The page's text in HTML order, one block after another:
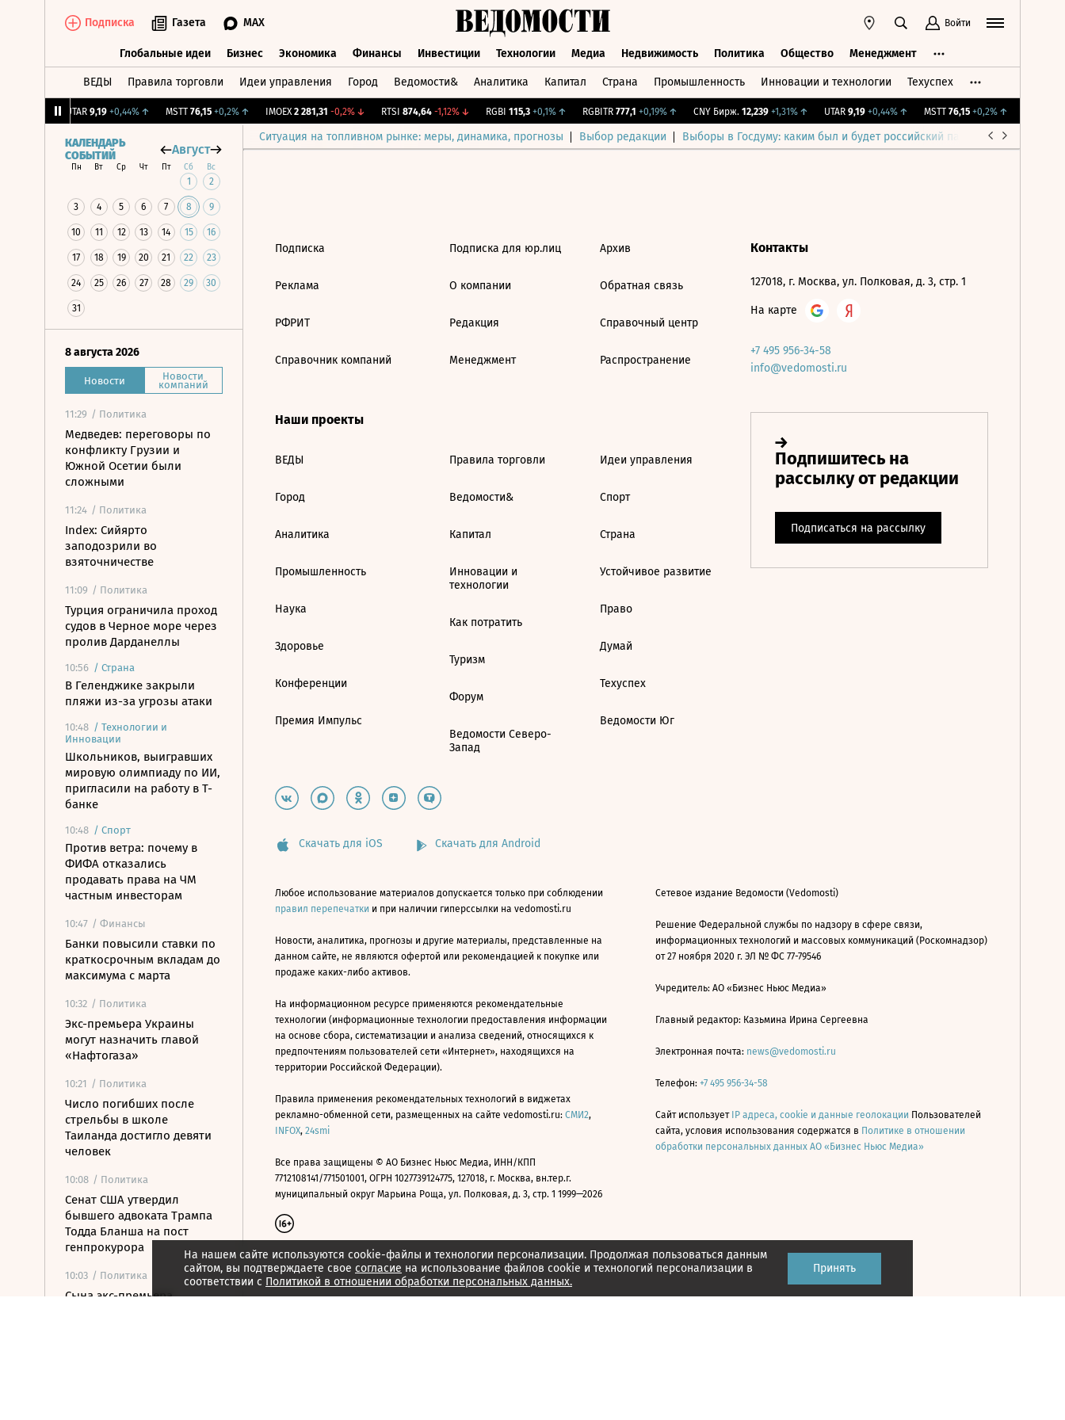
Подписка Газета MAX Войти
Глобальные идеи Бизнес Экономика Финансы Инвестиции Технологии Медиа Недвижимость Политика Общество Менеджмент
ВЕДЫ Правила торговли Идеи управления Город Ведомости& Аналитика Капитал Страна Промышленность Инновации и технологии Техуспех
UTAR 9,19 +0,44%↑ MSTT 76,15 +0,2%↑ IMOEX 2 281,31 -0,2%↓ RTSI 874,64 -1,12%↓ RGBI 115,3 +0,1%↑ RGBITR 777,1 +0,19%↑ CNY Бирж. 12,239 +1,31%↑ UTAR 9,19 +0,44%↑ MSTT 76,15 +0,2%↑
Ситуация на топливном рынке: меры, динамика, прогнозы Выбор редакции Выборы в Госдуму: каким был и будет российский парламент
КАЛЕНДАРЬ
СОБЫТИЙ
Август
Пн Вт Ср Чт Пт Сб Вс
1 2
3 4 5 6 7 8 9
10 11 12 13 14 15 16
17 18 19 20 21 22 23
24 25 26 27 28 29 30
31
8 августа 2026
Новости Новости
компаний
11:29 / Политика
Медведев: переговоры по
конфликту Грузии и
Южной Осетии были
сложными
11:24 / Политика
Index: Сийярто
заподозрили во
взяточничестве
11:09 / Политика
Турция ограничила проход
судов в Черное море через
пролив Дарданеллы
10:56 / Страна
В Геленджике закрыли
пляжи из-за угрозы атаки
10:48 / Технологии и
Инновации
Школьников, выигравших
мировую олимпиаду по ИИ,
пригласили на работу в Т-
банке
10:48 / Спорт
Против ветра: почему в
ФИФА отказались
продавать права на ЧМ
частным инвесторам
10:47 / Финансы
Банки повысили ставки по
краткосрочным вкладам до
максимума с марта
10:32 / Политика
Экс-премьера Украины
могут назначить главой
«Нафтогаза»
10:21 / Политика
Число погибших после
стрельбы в школе
Таиланда достигло девяти
человек
10:08 / Политика
Сенат США утвердил
бывшего адвоката Трампа
Тодда Бланша на пост
генпрокурора
10:03 / Политика
Сына экс-премьера
На нашем сайте используются cookie-файлы и технологии персонализации. Продолжая пользоваться данным
сайтом, вы подтверждаете свое согласие на использование файлов cookie и технологий персонализации в
соответствии с Политикой в отношении обработки персональных данных.
Принять
Подписка
Реклама
РФРИТ
Справочник компаний
Подписка для юр.лиц
О компании
Редакция
Менеджмент
Архив
Обратная связь
Справочный центр
Распространение
Наши проекты
ВЕДЫ
Город
Аналитика
Промышленность
Наука
Здоровье
Конференции
Премия Импульс
Правила торговли
Ведомости&
Капитал
Инновации и
технологии
Как потратить
Туризм
Форум
Ведомости Северо-
Запад
Идеи управления
Спорт
Страна
Устойчивое развитие
Право
Думай
Техуспех
Ведомости Юг
Контакты
127018, г. Москва, ул. Полковая, д. 3, стр. 1
На карте
+7 495 956-34-58
info@vedomosti.ru
Скачать для iOS Скачать для Android
Любое использование материалов допускается только при соблюдении
правил перепечатки и при наличии гиперссылки на vedomosti.ru
Новости, аналитика, прогнозы и другие материалы, представленные на
данном сайте, не являются офертой или рекомендацией к покупке или
продаже каких-либо активов.
На информационном ресурсе применяются рекомендательные
технологии (информационные технологии предоставления информации
на основе сбора, систематизации и анализа сведений, относящихся к
предпочтениям пользователей сети «Интернет», находящихся на
территории Российской Федерации).
Правила применения рекомендательных технологий в виджетах
рекламно-обменной сети, размещенных на сайте vedomosti.ru: СМИ2,
INFOX, 24smi
Все права защищены © АО Бизнес Ньюс Медиа, ИНН/КПП
7712108141/771501001, ОГРН 1027739124775, 127018, г. Москва, вн.тер.г.
муниципальный округ Марьина Роща, ул. Полковая, д. 3, стр. 1 1999—2026
Сетевое издание Ведомости (Vedomosti)
Решение Федеральной службы по надзору в сфере связи,
информационных технологий и массовых коммуникаций (Роскомнадзор)
от 27 ноября 2020 г. ЭЛ № ФС 77-79546
Учредитель: АО «Бизнес Ньюс Медиа»
Главный редактор: Казьмина Ирина Сергеевна
Электронная почта: news@vedomosti.ru
Телефон: +7 495 956-34-58
Сайт использует IP адреса, cookie и данные геолокации Пользователей
сайта, условия использования содержатся в Политике в отношении
обработки персональных данных АО «Бизнес Ньюс Медиа»